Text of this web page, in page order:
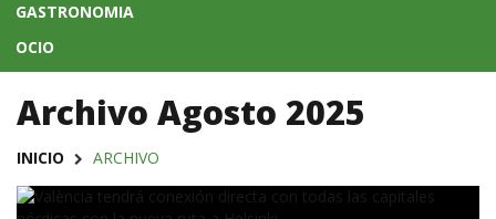
GASTRONOMIA
OCIO
Archivo Agosto 2025
INICIO ARCHIVO